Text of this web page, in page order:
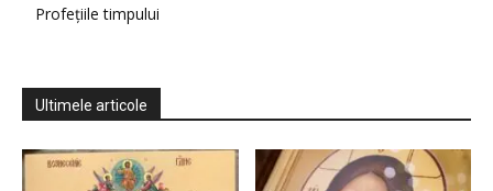
Profețiile timpului
Ultimele articole